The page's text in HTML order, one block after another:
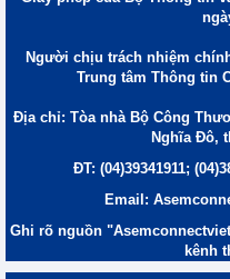
Người chịu trách nhiệm
Trung tâm Thông tin
Địa chỉ: Tòa nhà Bộ Công
Nghĩa Đô,
ĐT: (04)39341911;
Email:
Ghi rõ nguồn
kênh